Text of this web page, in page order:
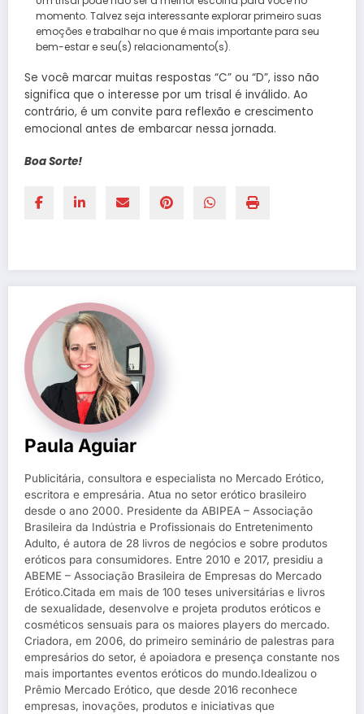
momento. Talvez seja interessante explorar primeiro suas
emoções e trabalhar no que é mais importante para seu
bem-estar e seu(s) relacionamento(s).
Se você marcar muitas respostas “C” ou “D”, isso não
significa que o interesse por um trisal é inválido. Ao
contrário, é um convite para reflexão e crescimento
emocional antes de embarcar nessa jornada.
Boa Sorte!
Paula Aguiar
Publicitária, consultora e especialista no Mercado Erótico,
escritora e empresária. Atua no setor erótico brasileiro
desde o ano 2000. Presidente da ABIPEA – Associação
Brasileira da Indústria e Profissionais do Entretenimento
Adulto, é autora de 28 livros de negócios e sobre produtos
eróticos para consumidores. Entre 2010 e 2017, presidiu a
ABEME – Associação Brasileira de Empresas do Mercado
Erótico.Citada em mais de 100 teses universitárias e livros
de sexualidade, desenvolve e projeta produtos eróticos e
cosméticos sensuais para os maiores players do mercado.
Criadora, em 2006, do primeiro seminário de palestras para
empresários do setor, é apoiadora e presença constante nos
mais importantes eventos eróticos do mundo.Idealizou o
Prêmio Mercado Erótico, que desde 2016 reconhece
empresas, inovações, produtos e iniciativas que